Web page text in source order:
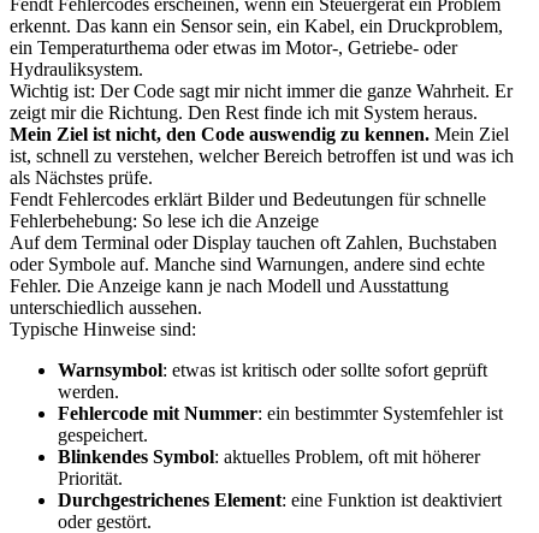
Fendt Fehlercodes erscheinen, wenn ein Steuergerät ein Problem
erkennt. Das kann ein Sensor sein, ein Kabel, ein Druckproblem,
ein Temperaturthema oder etwas im Motor-, Getriebe- oder
Hydrauliksystem.
Wichtig ist: Der Code sagt mir nicht immer die ganze Wahrheit. Er
zeigt mir die Richtung. Den Rest finde ich mit System heraus.
Mein Ziel ist nicht, den Code auswendig zu kennen. Mein Ziel
ist, schnell zu verstehen, welcher Bereich betroffen ist und was ich
als Nächstes prüfe.
Fendt Fehlercodes erklärt Bilder und Bedeutungen für schnelle
Fehlerbehebung: So lese ich die Anzeige
Auf dem Terminal oder Display tauchen oft Zahlen, Buchstaben
oder Symbole auf. Manche sind Warnungen, andere sind echte
Fehler. Die Anzeige kann je nach Modell und Ausstattung
unterschiedlich aussehen.
Typische Hinweise sind:
Warnsymbol: etwas ist kritisch oder sollte sofort geprüft
werden.
Fehlercode mit Nummer: ein bestimmter Systemfehler ist
gespeichert.
Blinkendes Symbol: aktuelles Problem, oft mit höherer
Priorität.
Durchgestrichenes Element: eine Funktion ist deaktiviert
oder gestört.